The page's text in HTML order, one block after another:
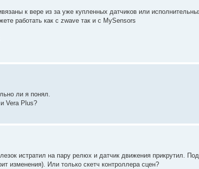
к вере из за уже купленных датчиков или
работать как с zwave так и с MySensors
ли я понял.
Vera Plus?
истратил на пару релюх и датчик движения прикрутил.
изменения). Или только скетч контроллера сцен?